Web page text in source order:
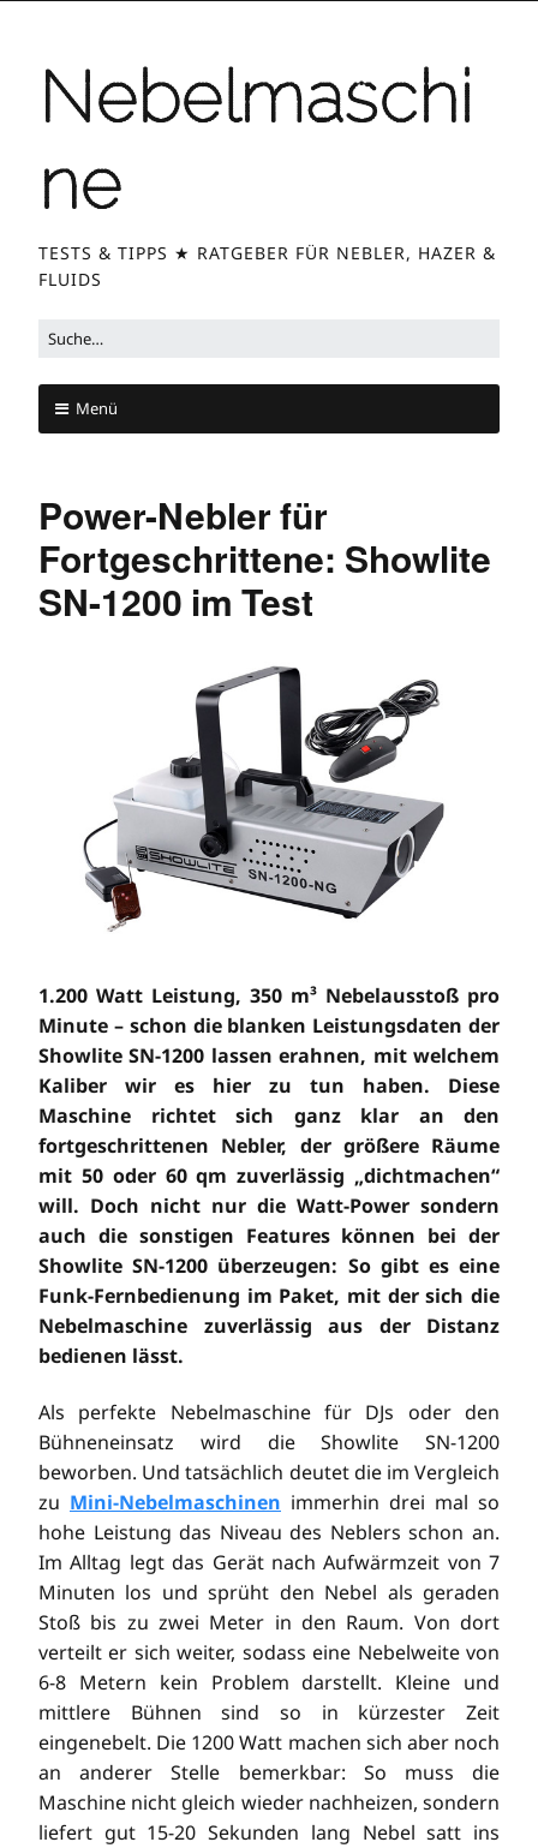
springen
Nebelmaschi
ne
TESTS & TIPPS ★ RATGEBER FÜR NEBLER, HAZER &
FLUIDS
Suche
Menü
springen
Power-Nebler für
Fortgeschrittene: Showlite
SN-1200 im Test
1.200 Watt Leistung, 350 m³ Nebelausstoß pro
Minute – schon die blanken Leistungsdaten der
Showlite SN-1200 lassen erahnen, mit welchem
Kaliber wir es hier zu tun haben. Diese
Maschine richtet sich ganz klar an den
fortgeschrittenen Nebler, der größere Räume
mit 50 oder 60 qm zuverlässig „dichtmachen“
will. Doch nicht nur die Watt-Power sondern
auch die sonstigen Features können bei der
Showlite SN-1200 überzeugen: So gibt es eine
Funk-Fernbedienung im Paket, mit der sich die
Nebelmaschine zuverlässig aus der Distanz
bedienen lässt.
Als perfekte Nebelmaschine für DJs oder den
Bühneneinsatz wird die Showlite SN-1200
beworben. Und tatsächlich deutet die im Vergleich
zu Mini-Nebelmaschinen immerhin drei mal so
hohe Leistung das Niveau des Neblers schon an.
Im Alltag legt das Gerät nach Aufwärmzeit von 7
Minuten los und sprüht den Nebel als geraden
Stoß bis zu zwei Meter in den Raum. Von dort
verteilt er sich weiter, sodass eine Nebelweite von
6-8 Metern kein Problem darstellt. Kleine und
mittlere Bühnen sind so in kürzester Zeit
eingenebelt. Die 1200 Watt machen sich aber noch
an anderer Stelle bemerkbar: So muss die
Maschine nicht gleich wieder nachheizen, sondern
liefert gut 15-20 Sekunden lang Nebel satt ins